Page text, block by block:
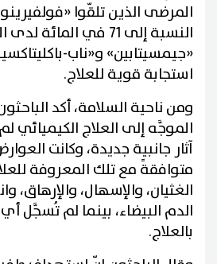
المرضى الذين تلقّوا
النسبة إلى 71 في
«جيمسيتابين» و«ناب-
استجابة قوية للعلاج.
ومن ناحية السلامة، أكد
الموجَّه إلى العلاج الكيميائي
آثار جانبية جديدة، وكانت
متوافقةً مع تلك المعروفة
الغثيان، والإسهال، والإرهاق،
الدم البيضاء، بينما لم تُسجَّل
بالعلاج.